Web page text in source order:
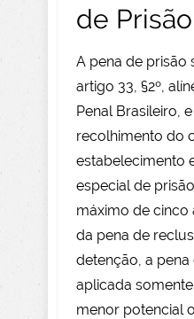
de
A pena de prisão
artigo 33, §2º,
Penal Brasileiro,
recolhimento do
estabelecimento
especial de
máximo de cinco
da pena de
detenção, a
aplicada
menor potencial